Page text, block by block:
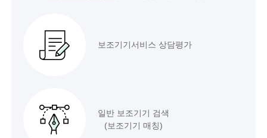
보조기기서비스 상담평가
일반 보조기기 검색
(보조기기 매칭)